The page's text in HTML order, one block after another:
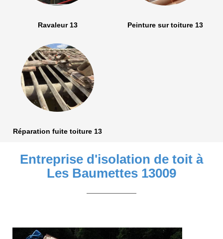
Ravaleur 13 Peinture sur toiture 13
Réparation fuite toiture 13
Entreprise d'isolation de toit à
Les Baumettes 13009